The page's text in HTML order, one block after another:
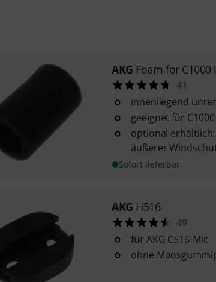
AKG Foam for C1000
41
innenliegend
geeignet für C1000
optional
äußerer
Sofort lieferbar
AKG H516
49
für AKG C516-Mic
ohne